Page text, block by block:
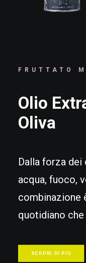
FRUTTATO
Olio
Oliva
Dalla forza dei
acqua, fuoco,
combinazione
quotidiano
SCOPRI DI PIÙ